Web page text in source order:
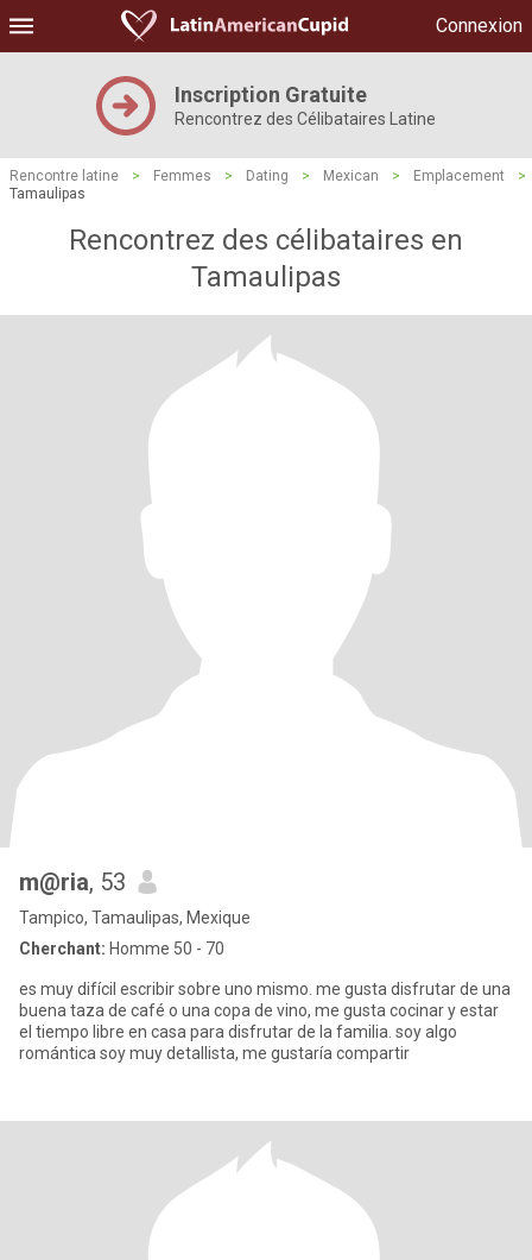
Connexion
Inscription Gratuite
Rencontrez des Célibataires Latine
Rencontre latine > Femmes > Dating > Mexican > Emplacement
>
Tamaulipas
Rencontrez des célibataires en
Tamaulipas
m@ria, 53
Tampico, Tamaulipas, Mexique
Cherchant: Homme 50 - 70
es muy difícil escribir sobre uno mismo. me gusta disfrutar de una
buena taza de café o una copa de vino, me gusta cocinar y estar
el tiempo libre en casa para disfrutar de la familia. soy algo
romántica soy muy detallista, me gustaría compartir